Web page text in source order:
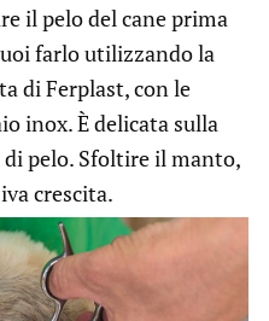
il pelo del cane prima
farlo utilizzando la
di Ferplast, con le
inox. È delicata sulla
pelo. Sfoltire il manto,
crescita.